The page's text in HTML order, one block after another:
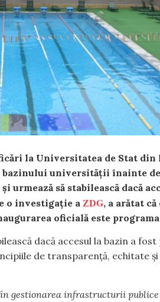
la Universitatea de Stat din
universității înainte
să stabilească dacă
o investigație a ZDG, a arătat
oficială este
dacă accesul la bazin a
de transparență, echitate
gestionarea infrastructurii